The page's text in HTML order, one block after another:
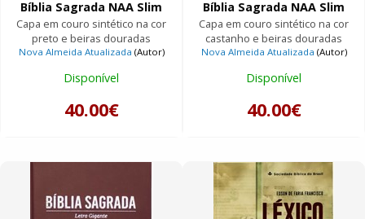
Bíblia Sagrada NAA Slim
Capa em couro sintético na cor
preto e beiras douradas
Nova Almeida Atualizada (Autor)
Disponível
40.00€
Bíblia Sagrada NAA Slim
Capa em couro sintético na cor
castanho e beiras douradas
Nova Almeida Atualizada (Autor)
Disponível
40.00€